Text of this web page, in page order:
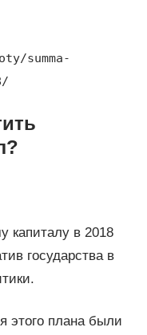
summa-
капиталу в 2018
государства в
этого плана были